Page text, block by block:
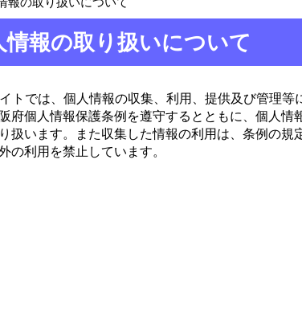
情報の取り扱いについて
トでは、個人情報の収集、利用、提供及び管理等
府個人情報保護条例を遵守するとともに、個人情
扱います。また収集した情報の利用は、条例の規
の利用を禁止しています。